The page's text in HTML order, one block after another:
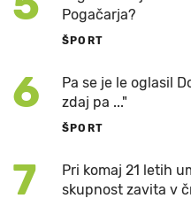
Pogačarja?
ŠPORT
6
Pa se je le oglasil
zdaj pa ..."
ŠPORT
7
Pri komaj 21 letih
skupnost zavita v